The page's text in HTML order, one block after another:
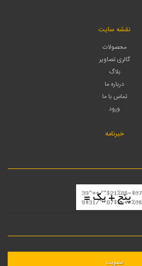
نقشه سایت
محصولات
گالری تصاویر
بلاگ
درباره ما
تماس با ما
ورود
خبرنامه